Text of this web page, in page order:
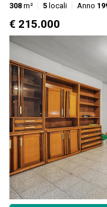
308 m² 5 locali Anno
€ 215.000